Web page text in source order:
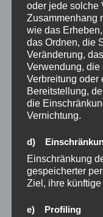
der Versenkung,
Aufmerksamkeit
Arbeitgeber, die
Es ist so wichtig,
Schiff hinfahren
richtige Richtung
wir schnell von
anderer
Mir fällt es immer
Gleichgesinnten
Fehler, die man
Kick bzw. Sinn
oder jede solche
Zusammenhang
wie das
das Ordnen, die
Veränderung,
Verwendung, die
Verbreitung oder
Bereitstellung,
die
Vernichtung.
d)
Einschränkung
gespeicherter
Ziel, ihre
e) Profiling